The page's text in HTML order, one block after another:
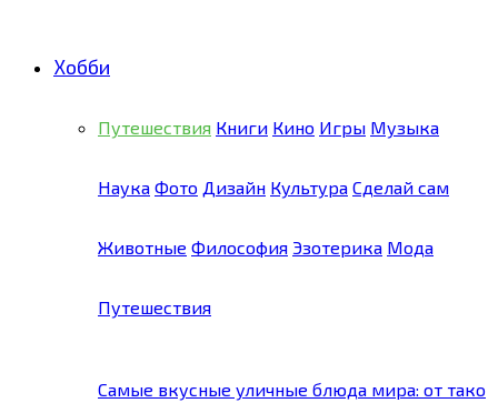
Хобби
Путешествия Книги Кино Игры Музыка
Наука Фото Дизайн Культура Сделай сам
Животные Философия Эзотерика Мода
Путешествия
Самые вкусные уличные блюда мира: от тако